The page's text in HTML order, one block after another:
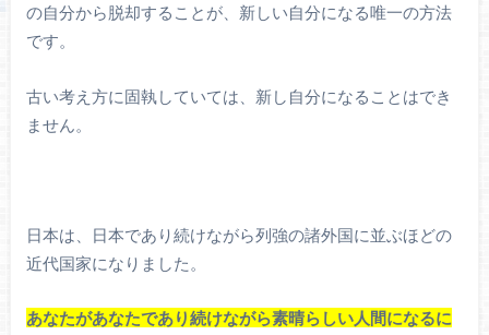
の自分から脱却することが、新しい自分になる唯一の方法
です。
古い考え方に固執していては、新し自分になることはでき
ません。
日本は、日本であり続けながら列強の諸外国に並ぶほどの
近代国家になりました。
あなたがあなたであり続けながら素晴らしい人間になるに